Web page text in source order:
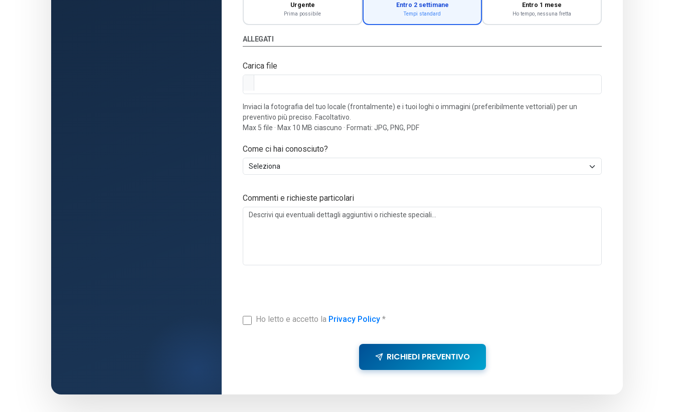
Urgente
Prima possibile
Entro 2 settimane
Tempi standard
Entro 1 mese
Ho tempo, nessuna fretta
ALLEGATI
Carica file
Inviaci la fotografia del tuo locale (frontalmente) e i tuoi loghi o immagini (preferibilmente vettoriali) per un
preventivo più preciso. Facoltativo.
Max 5 file · Max 10 MB ciascuno · Formati: JPG, PNG, PDF
Come ci hai conosciuto?
Commenti e richieste particolari
Ho letto e accetto la Privacy Policy *
RICHIEDI PREVENTIVO